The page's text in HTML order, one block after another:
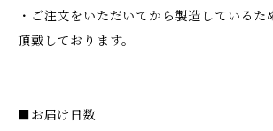
・ご注文をいただいてから製造しているた
頂戴しております。
■お届け日数